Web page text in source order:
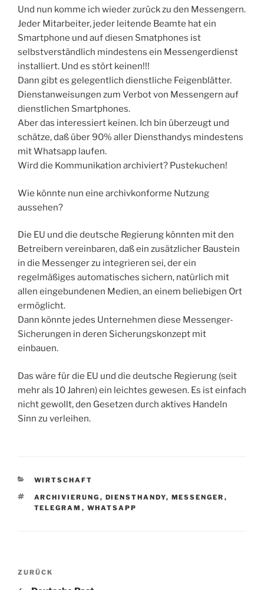
Und nun komme ich wieder zurück zu den Messengern.
Jeder Mitarbeiter, jeder leitende Beamte hat ein
Smartphone und auf diesen Smatphones ist
selbstverständlich mindestens ein Messengerdienst
installiert. Und es stört keinen!!!
Dann gibt es gelegentlich dienstliche Feigenblätter.
Dienstanweisungen zum Verbot von Messengern auf
dienstlichen Smartphones.
Aber das interessiert keinen. Ich bin überzeugt und
schätze, daß über 90% aller Diensthandys mindestens
mit Whatsapp laufen.
Wird die Kommunikation archiviert? Pustekuchen!
Wie könnte nun eine archivkonforme Nutzung
aussehen?
Die EU und die deutsche Regierung könnten mit den
Betreibern vereinbaren, daß ein zusätzlicher Baustein
in die Messenger zu integrieren sei, der ein
regelmäßiges automatisches sichern, natürlich mit
allen eingebundenen Medien, an einem beliebigen Ort
ermöglicht.
Dann könnte jedes Unternehmen diese Messenger-
Sicherungen in deren Sicherungskonzept mit
einbauen.
Das wäre für die EU und die deutsche Regierung (seit
mehr als 10 Jahren) ein leichtes gewesen. Es ist einfach
nicht gewollt, den Gesetzen durch aktives Handeln
Sinn zu verleihen.
KATEGORIEN
WIRTSCHAFT
SCHLAGWÖRTER
ARCHIVIERUNG , DIENSTHANDY, MESSENGER ,
TELEGRAM , WHATSAPP
Beitragsnavigation
Vorheriger
Beitrag
ZURÜCK